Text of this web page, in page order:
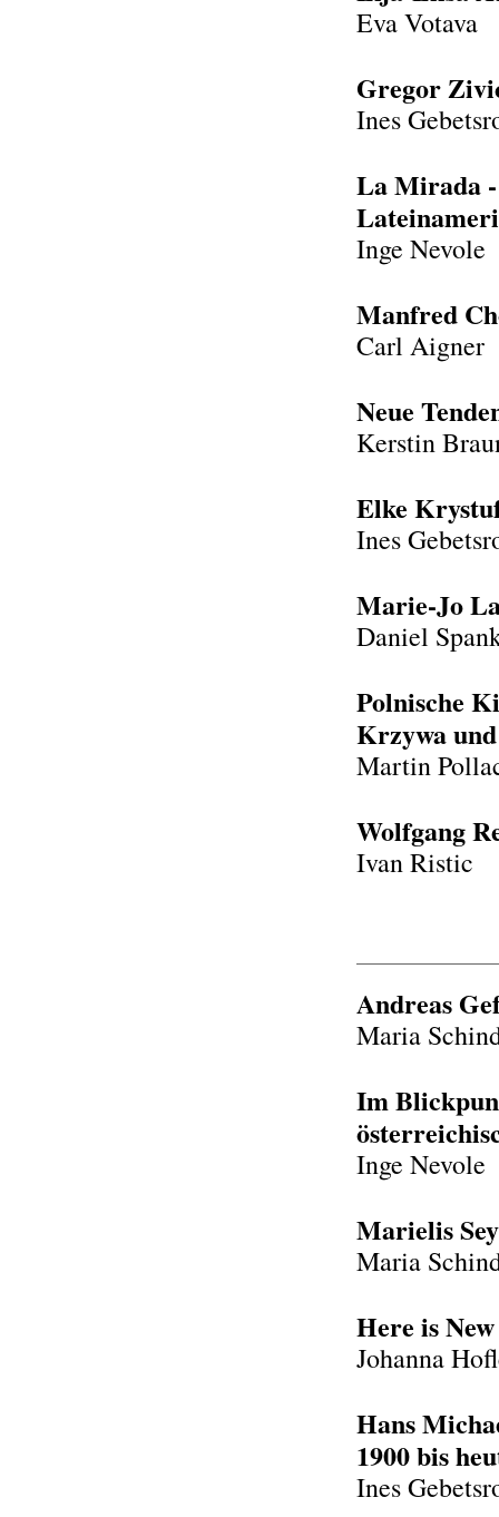
Eva Votava
Gregor
Ines
La Mirada -
Inge Nevole
Manfred
Carl Aigner
Neue
Kerstin
Elke
Ines
Marie-Jo
Daniel
Polnische
Krzywa
Martin
Wolfgang
Ivan Ristic
Andreas
Maria
Im
Inge Nevole
Marielis
Maria
Here is
Johanna
Hans
1900 bis
Ines